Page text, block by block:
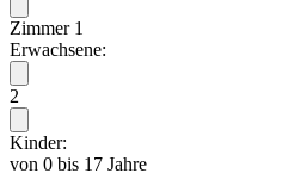
Zimmer 1
Erwachsene:
2
Kinder:
von 0 bis 17 Jahre